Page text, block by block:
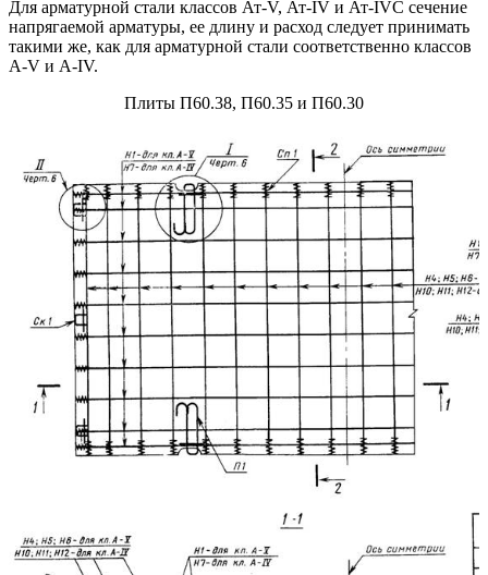
Для арматурной стали классов Ат-V, Ат-IV и Ат-IVC сечение
напрягаемой арматуры, ее длину и расход следует принимать
такими же, как для арматурной стали соответственно классов
А-V и А-IV.
Плиты П60.38, П60.35 и П60.30